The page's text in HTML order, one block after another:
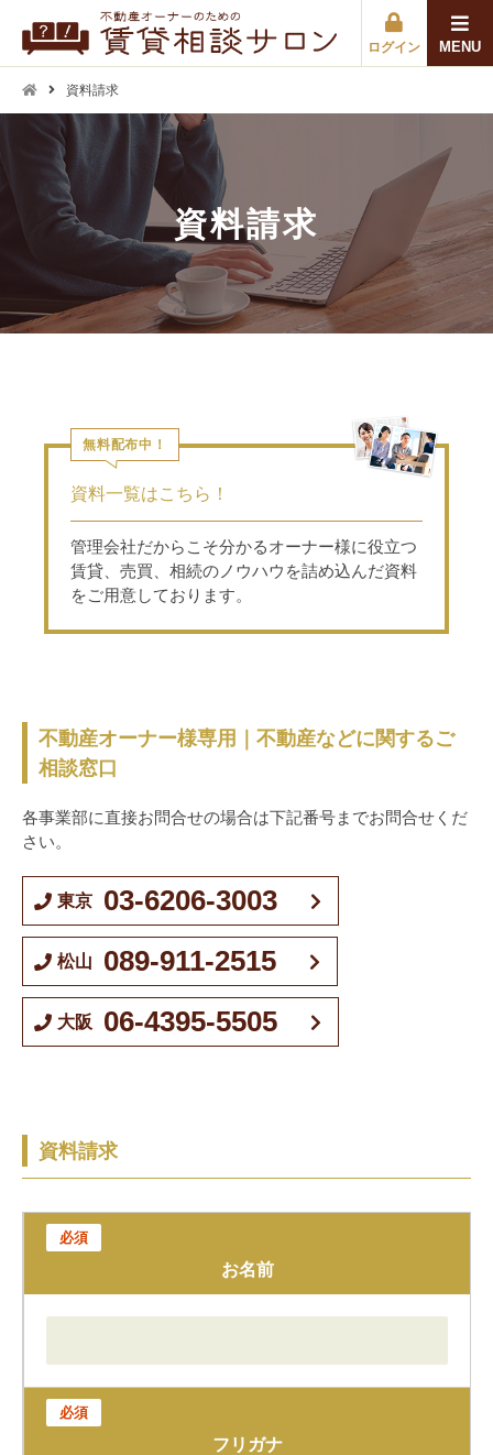
ログイン MENU
資料請求
資料請求
無料配布中！
資料一覧はこちら！
管理会社だからこそ分かるオーナー様に役立つ
賃貸、売買、相続のノウハウを詰め込んだ資料
をご用意しております。
不動産オーナー様専用｜不動産などに関するご
相談窓口
各事業部に直接お問合せの場合は下記番号までお問合せくだ
さい。
東京 03-6206-3003
松山 089-911-2515
大阪 06-4395-5505
資料請求
必須
お名前
必須
フリガナ